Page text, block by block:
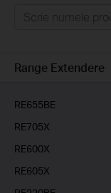
Business
Range Extendere
RE655BE
RE705X
RE600X
RE605X